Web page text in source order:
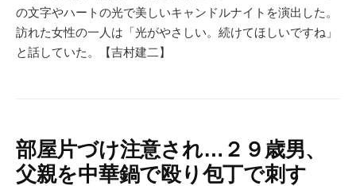
の文字やハートの光で美しいキャンドルナイトを演出した。
訪れた女性の一人は「光がやさしい。続けてほしいですね」
と話していた。【吉村建二】
部屋片づけ注意され…２９歳男、
父親を中華鍋で殴り包丁で刺す